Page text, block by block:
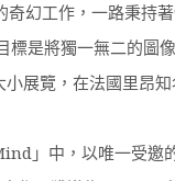
幻工作，一路秉持
是將獨一無二的圖
展覽，在法國里昂知
」中，以唯一受邀